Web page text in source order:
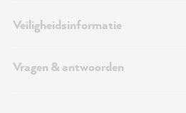
Veiligheidsinformatie
Vragen & antwoorden